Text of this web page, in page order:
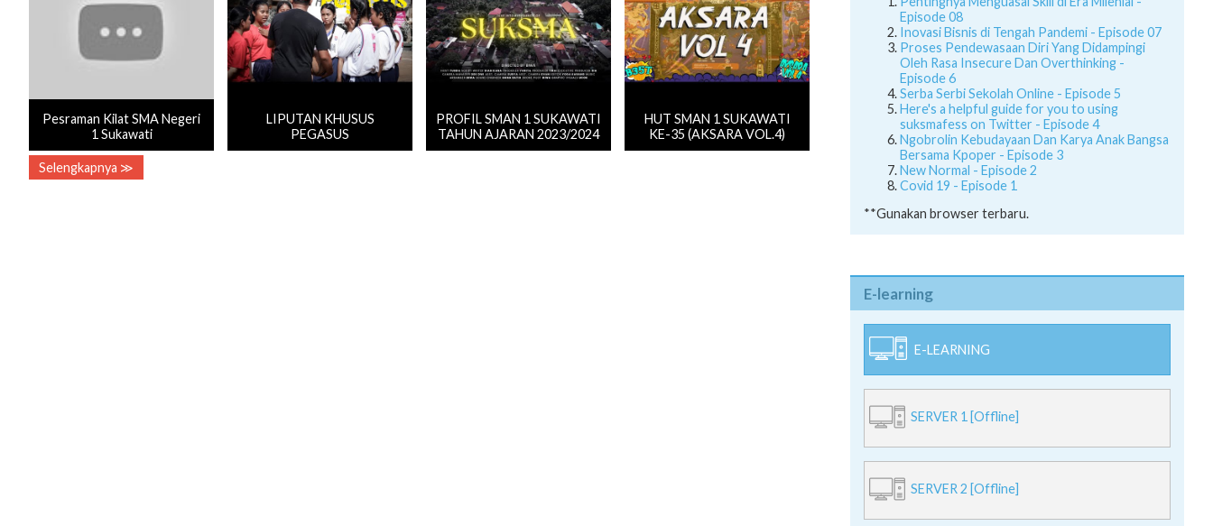
Pesraman Kilat SMA Negeri
1 Sukawati
LIPUTAN KHUSUS
PEGASUS
PROFIL SMAN 1 SUKAWATI
TAHUN AJARAN 2023/2024
HUT SMAN 1 SUKAWATI
KE-35 (AKSARA VOL.4)
Selengkapnya ≫
Pentingnya Menguasai Skill di Era Milenial -
Episode 08
Inovasi Bisnis di Tengah Pandemi - Episode 07
Proses Pendewasaan Diri Yang Didampingi
Oleh Rasa Insecure Dan Overthinking -
Episode 6
Serba Serbi Sekolah Online - Episode 5
Here's a helpful guide for you to using
suksmafess on Twitter - Episode 4
Ngobrolin Kebudayaan Dan Karya Anak Bangsa
Bersama Kpoper - Episode 3
New Normal - Episode 2
Covid 19 - Episode 1
**Gunakan browser terbaru.
E-learning
E-LEARNING
SERVER 1 [Offline]
SERVER 2 [Offline]